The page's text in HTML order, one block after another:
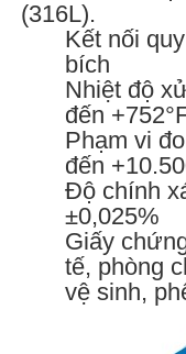
(316L).
Kết nối
bích
Nhiệt độ
đến
Phạm vi
đến
Độ chính
±0,025%
Giấy
tế, phòng
vệ sinh,